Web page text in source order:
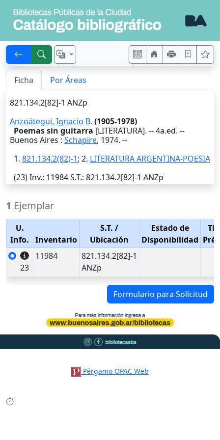
Ficha Por Áreas
821.134.2[82]-1 ANZp
Anzoátegui, Ignacio B. (1905-1978)
Poemas sin guitarra [LITERATURA]. -- 4a.ed. --
Buenos Aires : Schapire, 1974. --
1. 821.134.2(82)-1; 2. LITERATURA ARGENTINA-POESIA
(23)Inv.: 11984S.T.: 821.134.2[82]-1 ANZp
1 Ejemplar
U.
Info.
Inventario
S.T. /
Ubicación
Estado de
Disponibilidad
23
11984
821.134.2[82]-1
ANZp
Formulario para Solicitud
Pérgamo OPAC Web